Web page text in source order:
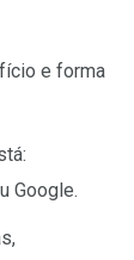
e forma
Google.